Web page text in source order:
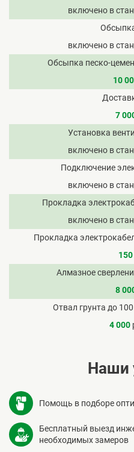
включено в
включено в
Обсыпка песко-
10
7
Установка
включено в
Подключение
включено в
Прокладка
включено в
Прокладка
150
Алмазное
8
Отвал грунта до
4 000
Наши
Помощь в подборе
Бесплатный выезд
необходимых замеров